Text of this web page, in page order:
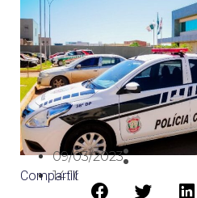
09/03/2023
14:10
Compartilhe: